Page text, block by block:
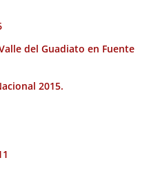
del Guadiato en Fuente
2015.